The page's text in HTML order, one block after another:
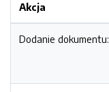
Akcja
Dodanie dokumentu: